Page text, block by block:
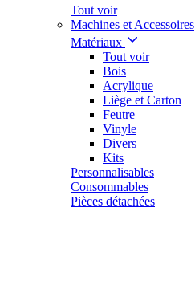
Tout voir
Machines et Accessoires
Matériaux
Tout voir
Bois
Acrylique
Liège et Carton
Feutre
Vinyle
Divers
Kits
Personnalisables
Consommables
Pièces détachées